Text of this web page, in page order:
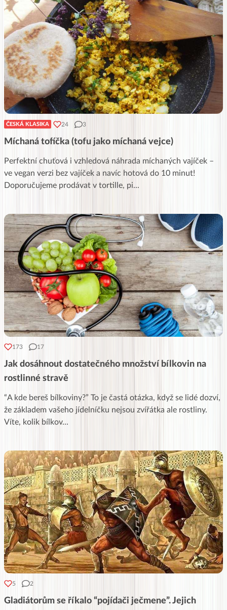
ČESKÁ KLASIKA 24 3
Míchaná tofíčka (tofu jako míchaná vejce)
Perfektní chuťová i vzhledová náhrada míchaných vajíček –
ve vegan verzi bez vajíček a navíc hotová do 10 minut!
Doporučujeme prodávat v tortille, pi...
173 17
Jak dosáhnout dostatečného množství bílkovin na
rostlinné stravě
“A kde bereš bílkoviny?” To je častá otázka, když se lidé dozví,
že základem vašeho jídelníčku nejsou zvířátka ale rostliny.
Víte, kolik bílkov...
5 2
Gladiátorům se říkalo “pojídači ječmene”. Jejich